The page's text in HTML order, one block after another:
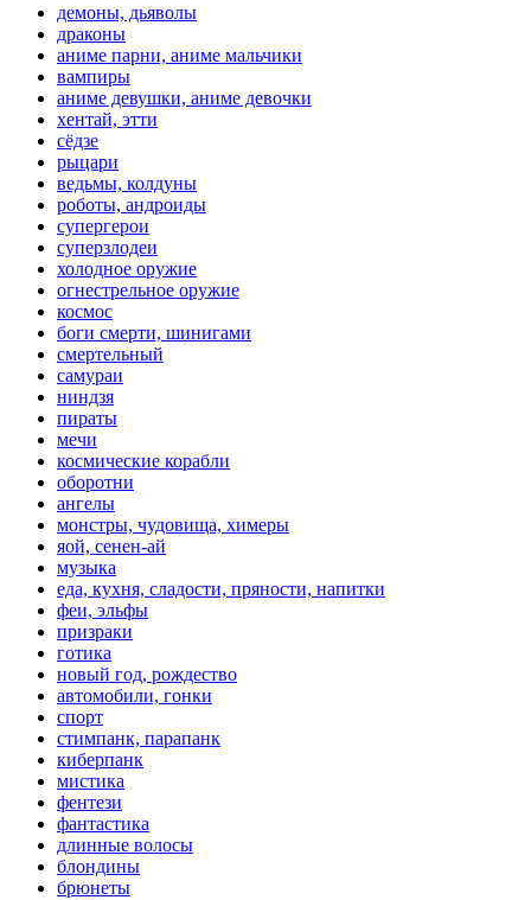
демоны, дьяволы
драконы
аниме парни, аниме мальчики
вампиры
аниме девушки, аниме девочки
хентай, этти
сёдзе
рыцари
ведьмы, колдуны
роботы, андроиды
супергерои
суперзлодеи
холодное оружие
огнестрельное оружие
космос
боги смерти, шинигами
смертельный
самураи
ниндзя
пираты
мечи
космические корабли
оборотни
ангелы
монстры, чудовища, химеры
яой, сенен-ай
музыка
еда, кухня, сладости, пряности, напитки
феи, эльфы
призраки
готика
новый год, рождество
автомобили, гонки
спорт
стимпанк, парапанк
киберпанк
мистика
фентези
фантастика
длинные волосы
блондины
брюнеты